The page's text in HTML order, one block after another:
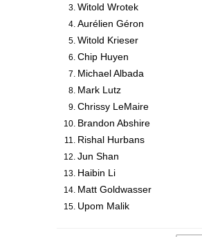
Witold Wrotek
Aurélien Géron
Witold Krieser
Chip Huyen
Michael Albada
Mark Lutz
Chrissy LeMaire
Brandon Abshire
Rishal Hurbans
Jun Shan
Haibin Li
Matt Goldwasser
Upom Malik